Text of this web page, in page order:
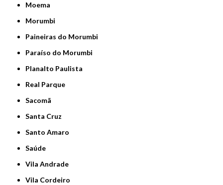
Moema
Morumbi
Paineiras do Morumbi
Paraíso do Morumbi
Planalto Paulista
Real Parque
Sacomã
Santa Cruz
Santo Amaro
Saúde
Vila Andrade
Vila Cordeiro